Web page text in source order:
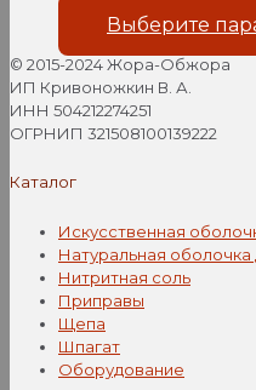
Выберите
© 2015-2024 Жора-Обжора
ИП Кривоножкин В. А.
ИНН 504212274251
ОГРНИП 321508100139222
Каталог
Искусственная
Натуральная оболочка
Нитритная соль
Приправы
Щепа
Шпагат
Оборудование